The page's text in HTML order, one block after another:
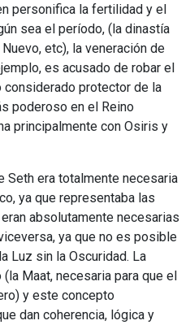
personifica la fertilidad y el
sea el período, (la dinastía
etc), la veneración de
es acusado de robar el
considerado protector de la
poderoso en el Reino
principalmente con Osiris y
Seth era totalmente necesaria
ya que representaba las
absolutamente necesarias
ya que no es posible
Luz sin la Oscuridad. La
Maat, necesaria para que el
y este concepto
dan coherencia, lógica y